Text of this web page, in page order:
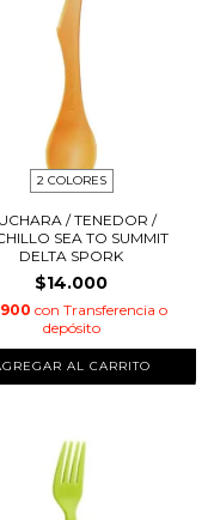
2 COLORES
/ TENEDOR /
SEA TO SUMMIT
DELTA SPORK
$14.000
con Transferencia o
depósito
AL CARRITO